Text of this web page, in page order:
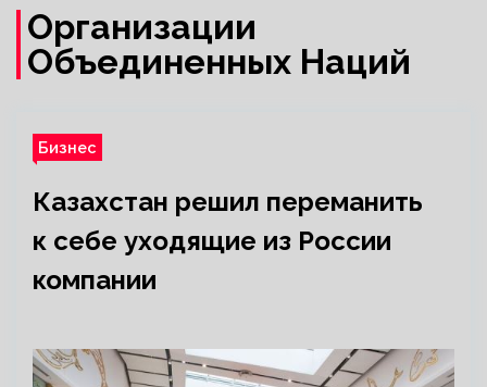
Организации
Объединенных Наций
Бизнес
Казахстан решил переманить
к себе уходящие из России
компании